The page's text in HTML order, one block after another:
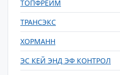
ТОПФРЕЙМ
ТРАНСЭКС
ХОРМАНН
ЭС КЕЙ ЭНД ЭФ КОНТРОЛ